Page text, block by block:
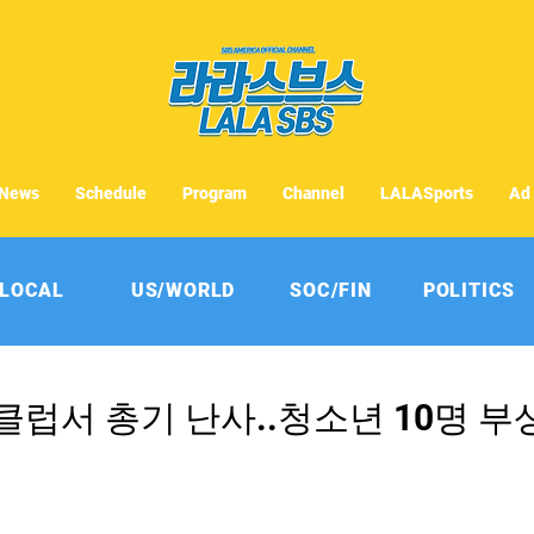
Schedule Program Channel LALASports Ad
LOCAL US/WORLD SOC/FIN POLITICS
럽서 총기 난사..청소년 10명 부